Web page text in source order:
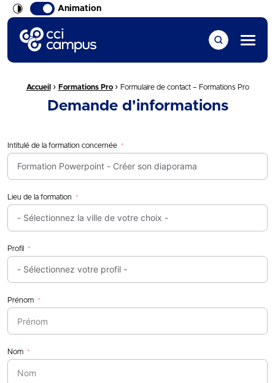
Animation
CCI Campus La formation qui vous ressemble
Menu
Fil d'Ariane :
Accueil › Formations Pro › Formulaire de contact – Formations Pro
Demande d'informations
Intitulé de la formation concernée
Lieu de la formation
Profil
Prénom
Nom